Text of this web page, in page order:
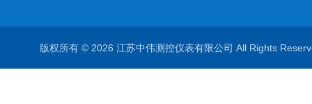
版权所有 © 2026 江苏中伟测控仪表有限公司 All Rights